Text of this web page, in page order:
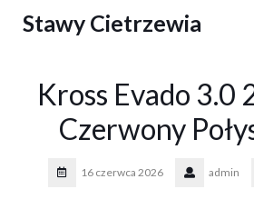
Stawy Cietrzewia
Kross Evado 3.0
Czerwony
16 czerwca 2026 admin